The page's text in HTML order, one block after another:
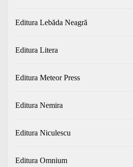
Editura Lebăda Neagră
Editura Litera
Editura Meteor Press
Editura Nemira
Editura Niculescu
Editura Omnium